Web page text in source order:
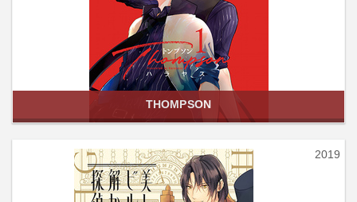
THOMPSON
2019